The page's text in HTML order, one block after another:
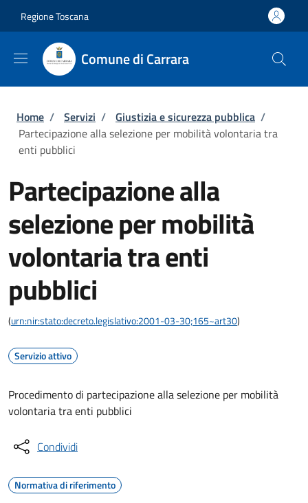
Regione Toscana
Comune di Carrara
Briciole di pane
Home / Servizi / Giustizia e sicurezza pubblica /
Partecipazione alla selezione per mobilità volontaria tra
enti pubblici
Partecipazione alla
selezione per mobilità
volontaria tra enti
pubblici
(urn:nir:stato:decreto.legislativo:2001-03-30;165~art30)
Servizio attivo
Procedimento di partecipazione alla selezione per mobilità
volontaria tra enti pubblici
Condividi
Normativa di riferimento